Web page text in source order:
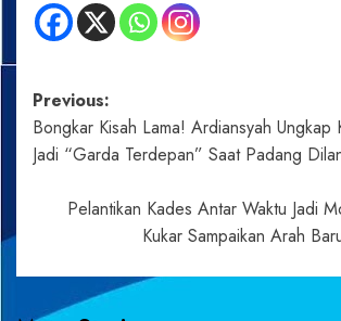
Post
navigation
Previous:
Bongkar Kisah Lama! Ardiansyah Ungkap
Jadi “Garda Terdepan” Saat Padang
Pelantikan Kades Antar Waktu Jadi
Kukar Sampaikan Arah